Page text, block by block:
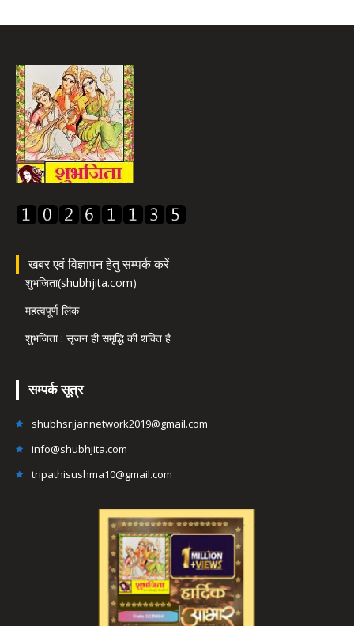
खबर एवं विज्ञापन हेतु सम्पर्क करें
शुभजिता(shubhjita.com)
महत्वपूर्ण लिंक
शुभजिता : सृजन ही समृद्धि की शक्ति है
सम्पर्क सूत्र
shubhsrijannetwork2019@gmail.com
info@shubhjita.com
tripathisushma10@gmail.com